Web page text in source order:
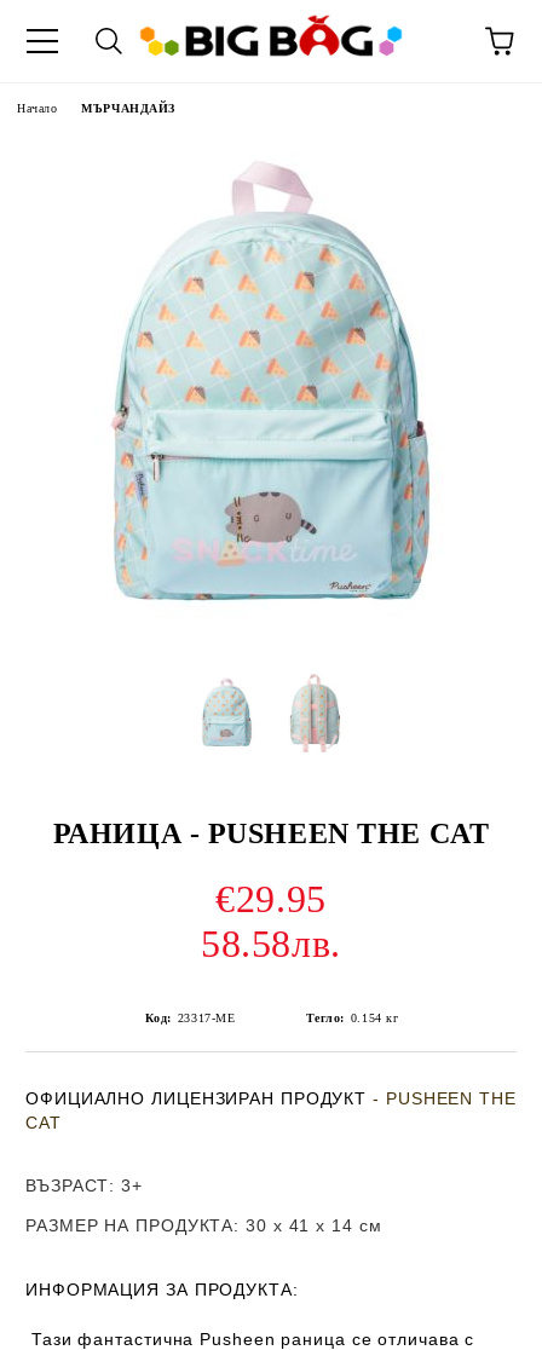
Начало МЪРЧАНДАЙЗ
РАНИЦА - PUSHEEN THE CAT
€29.95
58.58лв.
Код: 23317-ME Тегло: 0.154 кг
ОФИЦИАЛНО ЛИЦЕНЗИРАН ПРОДУКТ- PUSHEEN THE
CAT
ВЪЗРАСТ: 3+
РАЗМЕР НА ПРОДУКТА: 30 x 41 x 14 см
ИНФОРМАЦИЯ ЗА ПРОДУКТА:
Тази фантастична Pusheen раница се отличава с